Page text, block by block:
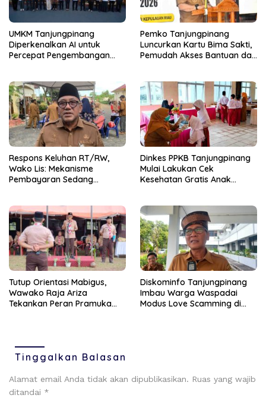
UMKM Tanjungpinang
Diperkenalkan AI untuk
Percepat Pengembangan
Pemko Tanjungpinang
Luncurkan Kartu Bima Sakti,
Pemudah Akses Bantuan dan
‎Respons Keluhan RT/RW,
Wako Lis: Mekanisme
Pembayaran Sedang
Dinkes PPKB Tanjungpinang
Mulai Lakukan Cek
Kesehatan Gratis Anak
Tutup Orientasi Mabigus,
Wawako Raja Ariza
Tekankan Peran Pramuka
Diskominfo Tanjungpinang
Imbau Warga Waspadai
Modus Love Scamming di
Tinggalkan Balasan
Alamat email Anda tidak akan dipublikasikan. Ruas yang wajib
ditandai *